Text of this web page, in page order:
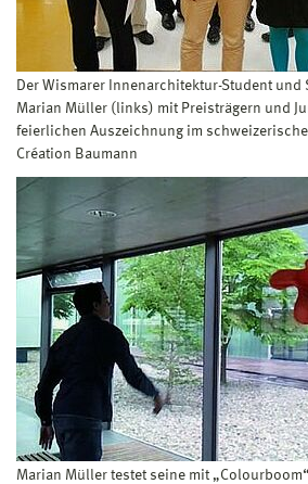
Der Wismarer Innenarchitektur-Student und
Marian Müller (links) mit Preisträgern und
feierlichen Auszeichnung im
Création Baumann
Marian Müller testet seine mit